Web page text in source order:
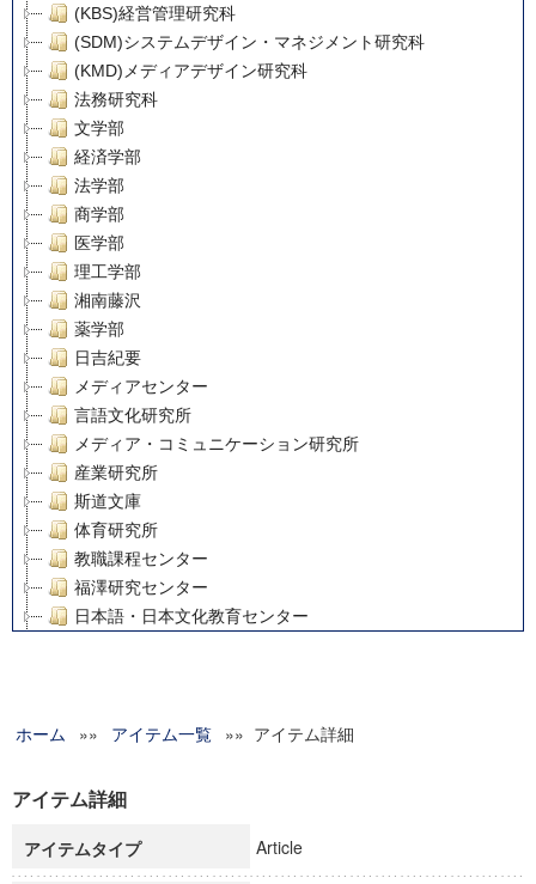
(KBS)経営管理研究科
(SDM)システムデザイン・マネジメント研究科
(KMD)メディアデザイン研究科
法務研究科
文学部
経済学部
法学部
商学部
医学部
理工学部
湘南藤沢
薬学部
日吉紀要
メディアセンター
言語文化研究所
メディア・コミュニケーション研究所
産業研究所
斯道文庫
体育研究所
教職課程センター
福澤研究センター
日本語・日本文化教育センター
グローバルリサーチインスティテュート
科学研究費補助金研究成果報告書
慶應義塾大学グローバルCOEプログラム市民社会ガバナンス
慶應義塾大学グローバルCOEプログラム論理と感性の先端的
ホーム »» アイテム一覧 »» アイテム詳細
アイテム詳細
アイテムタイプ Article